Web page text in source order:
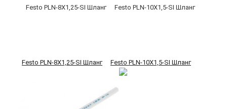
Festo PLN-8X1,25-SI Шланг Festo PLN-10X1,5-SI Шланг